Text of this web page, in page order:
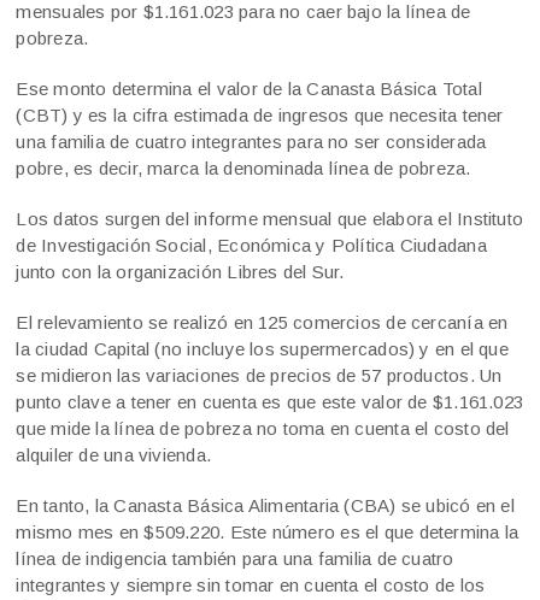
mensuales por $1.161.023 para no caer bajo la línea de
pobreza.
Ese monto determina el valor de la Canasta Básica Total
(CBT) y es la cifra estimada de ingresos que necesita tener
una familia de cuatro integrantes para no ser considerada
pobre, es decir, marca la denominada línea de pobreza.
Los datos surgen del informe mensual que elabora el Instituto
de Investigación Social, Económica y Política Ciudadana
junto con la organización Libres del Sur.
El relevamiento se realizó en 125 comercios de cercanía en
la ciudad Capital (no incluye los supermercados) y en el que
se midieron las variaciones de precios de 57 productos. Un
punto clave a tener en cuenta es que este valor de $1.161.023
que mide la línea de pobreza no toma en cuenta el costo del
alquiler de una vivienda.
En tanto, la Canasta Básica Alimentaria (CBA) se ubicó en el
mismo mes en $509.220. Este número es el que determina la
línea de indigencia también para una familia de cuatro
integrantes y siempre sin tomar en cuenta el costo de los